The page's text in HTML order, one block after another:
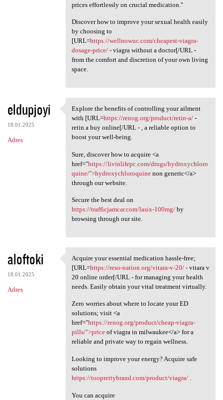
prices effortlessly on crucial medication."
Discover how to improve your sexual health easily
by choosing to
[URL=https://wellnowuc.com/cheapest-viagra-
dosage-price/- viagra without a doctor[/URL -
from the comfort and discretion of your own living
space.
eldupjoyi
18.01.2025
Adres
Explore the benefits of
Explore the benefits of controlling your ailment
with [URL=https://renog.org/product/retin-a/-
retin a buy online[/URL - , a reliable option to
boost your well-being.
Sure, discover how to acquire <a
href="https://livinlifepc.com/drugs/hydroxychloro
quine/">hydroxychloroquinenon generic</a>
through our website.
Secure the best deal on
https://trafficjamcar.com/lasix-100mg/by
browsing through our site.
aloftoki
18.01.2025
Adres
Acquire your essential
Acquire your essential medication hassle-free;
[URL=https://reso-nation.org/vitara-v-20/- vitara v
20 online order[/URL - for managing your health
needs. Easily obtain your vital treatment virtually.
Zero worries about where to locate your ED
solutions; visit <a
href="https://renog.org/product/cheap-viagra-
pills/">priceof viagra in milwaukee</a> for a
reliable and private way to regain wellness.
Looking to improve your energy? Acquire safe
solutions
https://tooprettybrand.com/product/viagra/.
You can acquire